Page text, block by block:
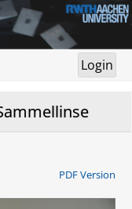
PDF Version